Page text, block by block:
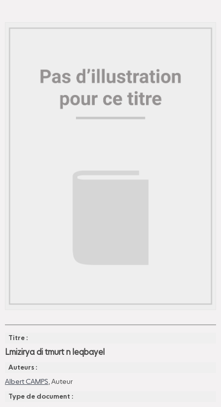
Titre :
Lmizirya di tmurt n leqbayel
Auteurs :
Albert CAMPS, Auteur
Type de document :